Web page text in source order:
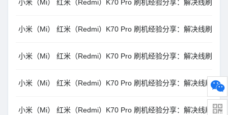
小米（Mi） 红米（Redmi）K70 Pro 刷机经验分享：解决线刷报
小米（Mi） 红米（Redmi）K70 Pro 刷机经验分享：解决线刷报
小米（Mi） 红米（Redmi）K70 Pro 刷机经验分享：解决线刷报错
小米（Mi） 红米（Redmi）K70 Pro 刷机经验分享：解决线刷报
小米（Mi） 红米（Redmi）K70 Pro 刷机经验分享：解决线刷报